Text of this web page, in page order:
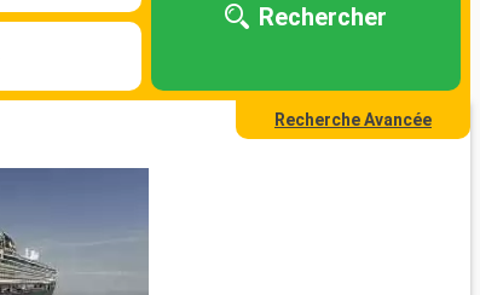
Rechercher
Recherche Avancée